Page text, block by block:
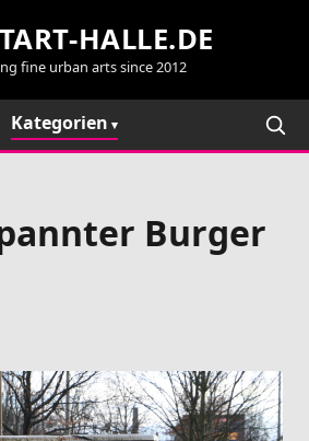
HALLE.DE
fine urban arts since 2012
Kategorien
Burger